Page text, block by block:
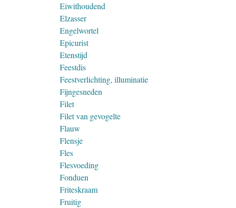
Eiwithoudend
Elzasser
Engelwortel
Epicurist
Etenstijd
Feestdis
Feestverlichting, illuminatie
Fijngesneden
Filet
Filet van gevogelte
Flauw
Flensje
Fles
Flesvoeding
Fonduen
Friteskraam
Fruitig